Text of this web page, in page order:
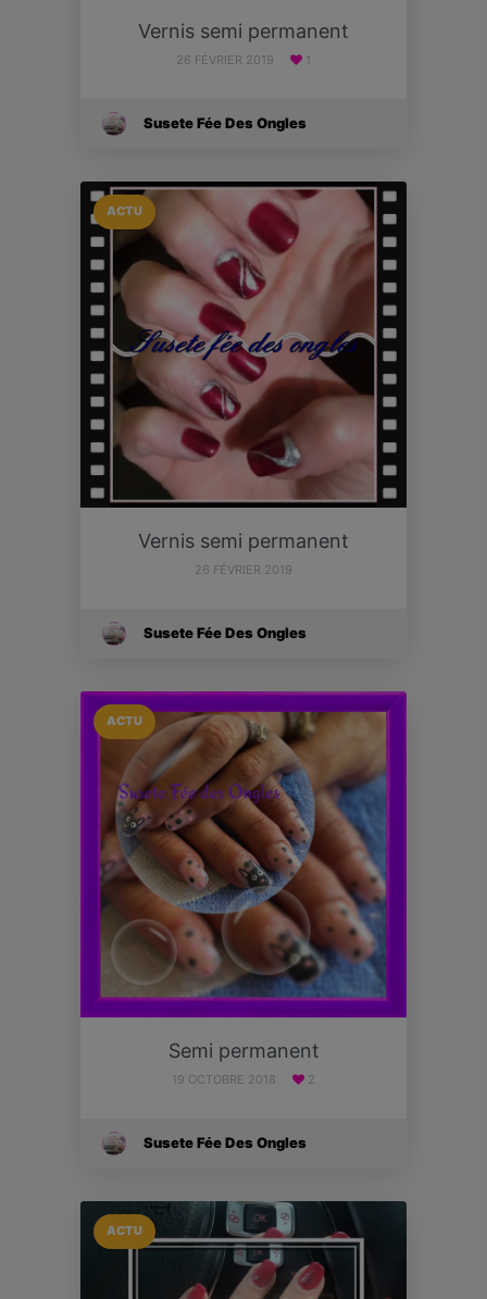
Vernis semi permanent
26 FÉVRIER 2019 1
Susete Fée Des Ongles
ACTU
Vernis semi permanent
26 FÉVRIER 2019
Susete Fée Des Ongles
ACTU
Semi permanent
19 OCTOBRE 2018 2
Susete Fée Des Ongles
ACTU